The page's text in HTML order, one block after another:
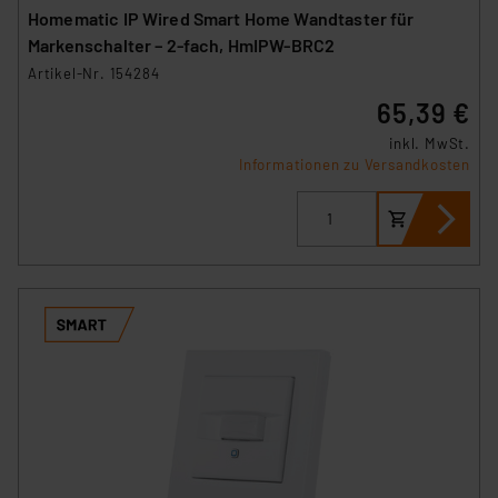
(1) lit. a DSGVO. Nähere Infos zu diesen Drittanbietern
der Datenschutzerklärung. Für die USA besteht kein
Angemessenheitsbeschluss der EU. Dies bedeutet,
dass die USA als Land mit unzureichendem
Datenschutz nach EU-Standards eingestuft wird. So
besteht etwa das Risiko, dass US-Behörden
Unsere Kooperation mit diesen Dienstleistern stützt
Homematic IP Wired Smart Home Wandtaster für
Markenschalter – 2-fach, HmIPW-BRC2
Artikel-Nr. 154284
65,39 €
inkl. MwSt.
Informationen zu Versandkosten